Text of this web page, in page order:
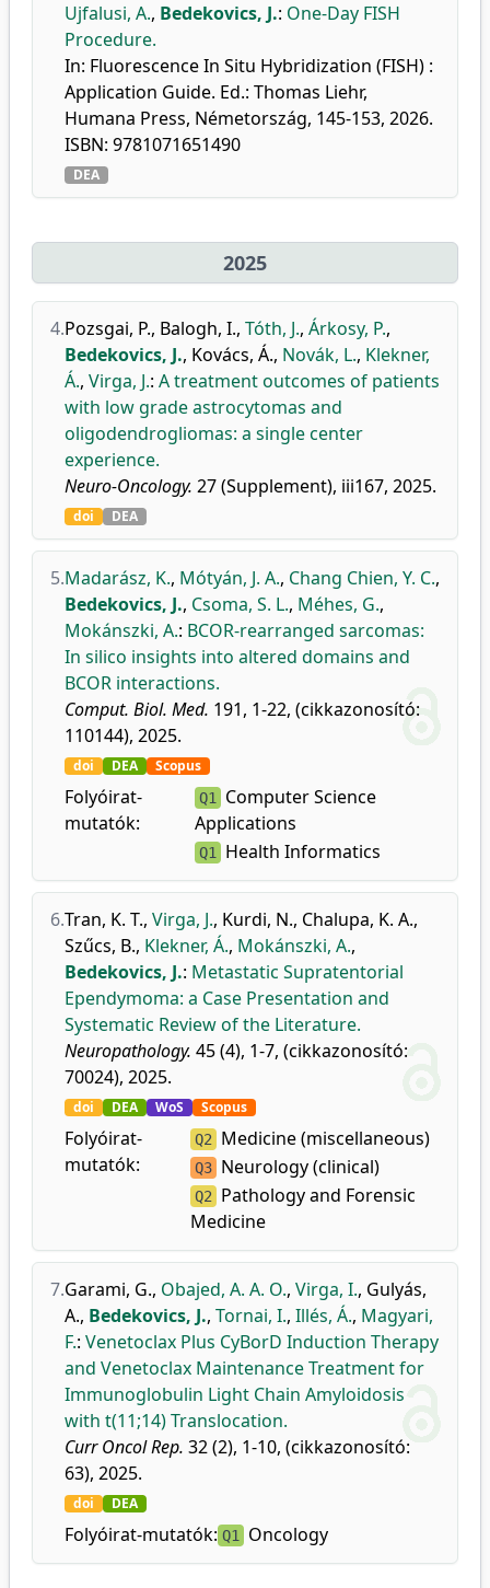
Ujfalusi, A., Bedekovics, J.: One-Day FISH
Procedure.
In: Fluorescence In Situ Hybridization (FISH) :
Application Guide. Ed.: Thomas Liehr,
Humana Press, Németország, 145-153, 2026.
ISBN: 9781071651490
DEA
2025
4.Pozsgai, P., Balogh, I., Tóth, J., Árkosy, P.,
Bedekovics, J., Kovács, Á., Novák, L., Klekner,
Á., Virga, J.: A treatment outcomes of patients
with low grade astrocytomas and
oligodendrogliomas: a single center
experience.
Neuro-Oncology. 27 (Supplement), iii167, 2025.
doi DEA
5.Madarász, K., Mótyán, J. A., Chang Chien, Y. C.,
Bedekovics, J., Csoma, S. L., Méhes, G.,
Mokánszki, A.: BCOR-rearranged sarcomas:
In silico insights into altered domains and
BCOR interactions.
Comput. Biol. Med. 191, 1-22, (cikkazonosító:
110144), 2025.
doi DEA Scopus
Folyóirat-
mutatók:
Q1
Computer Science
Applications
Q1 Health Informatics
6.Tran, K. T., Virga, J., Kurdi, N., Chalupa, K. A.,
Szűcs, B., Klekner, Á., Mokánszki, A.,
Bedekovics, J.: Metastatic Supratentorial
Ependymoma: a Case Presentation and
Systematic Review of the Literature.
Neuropathology. 45 (4), 1-7, (cikkazonosító:
70024), 2025.
doi DEA WoS Scopus
Folyóirat-
mutatók:
Q2 Medicine (miscellaneous)
Q3 Neurology (clinical)
Q2 Pathology and Forensic
Medicine
7.Garami, G., Obajed, A. A. O., Virga, I., Gulyás,
A., Bedekovics, J., Tornai, I., Illés, Á., Magyari,
F.: Venetoclax Plus CyBorD Induction Therapy
and Venetoclax Maintenance Treatment for
Immunoglobulin Light Chain Amyloidosis
with t(11;14) Translocation.
Curr Oncol Rep. 32 (2), 1-10, (cikkazonosító:
63), 2025.
doi DEA
Folyóirat-mutatók: Q1 Oncology